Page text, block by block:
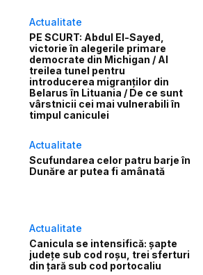
Actualitate
PE SCURT: Abdul El-Sayed,
victorie în alegerile primare
democrate din Michigan / Al
treilea tunel pentru
introducerea migranților din
Belarus în Lituania / De ce sunt
vârstnicii cei mai vulnerabili în
timpul caniculei
Actualitate
Scufundarea celor patru barje în
Dunăre ar putea fi amânată
Actualitate
Canicula se intensifică: șapte
județe sub cod roșu, trei sferturi
din țară sub cod portocaliu